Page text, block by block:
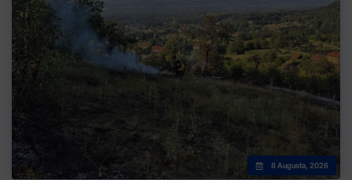
8 Augusta, 2026